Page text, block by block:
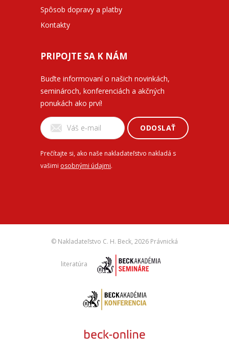
Spôsob dopravy a platby
Kontakty
PRIPOJTE SA K NÁM
Buďte informovaní o našich novinkách,
seminároch, konferenciách a akčných
ponukách ako prví!
ODOSLAŤ
Prečítajte si, ako naše nakladateľstvo nakladá s
vašimi osobnými údajmi.
© Nakladateľstvo C. H. Beck, 2026 Právnická
literatúra